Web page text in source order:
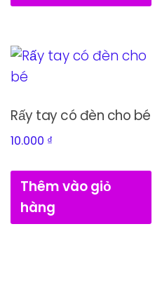
Rấy tay có đèn cho bé
10.000 ₫
Thêm vào giỏ
hàng